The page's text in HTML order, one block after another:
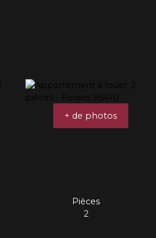
+ de photos
Pièces
2